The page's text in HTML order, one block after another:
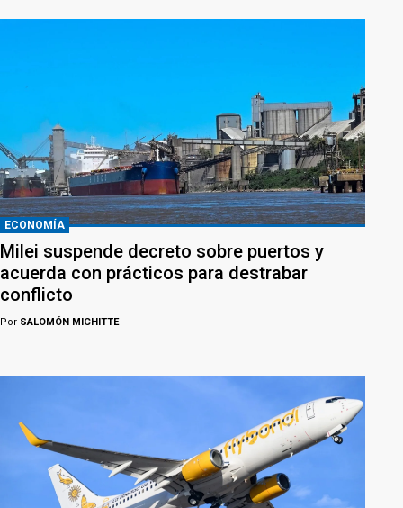
ECONOMÍA
Milei suspende decreto sobre puertos y
acuerda con prácticos para destrabar
conflicto
Por SALOMÓN MICHITTE